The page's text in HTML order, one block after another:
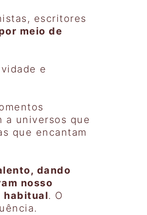
escritores
meio de
e
a universos que
que encantam
dando
nosso
habitual. O